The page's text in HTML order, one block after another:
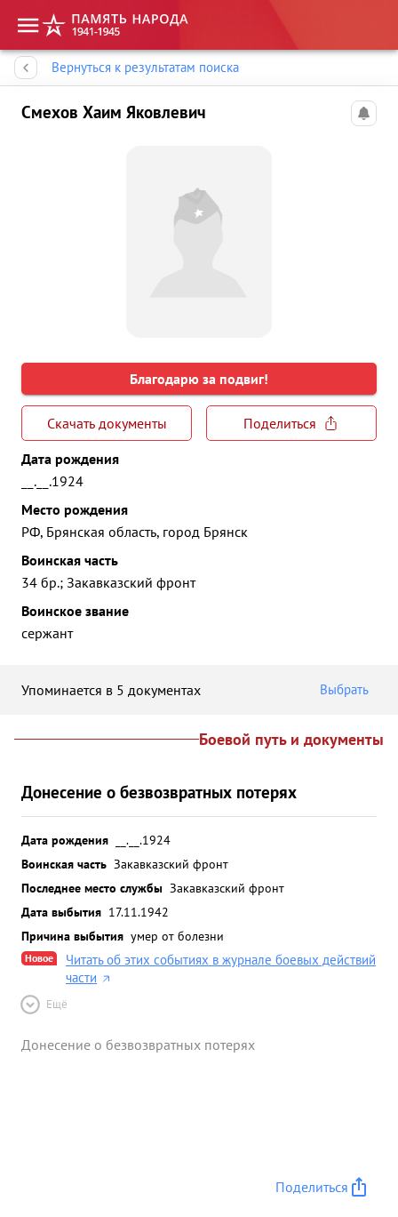
Вернуться к результатам поиска
Смехов Хаим Яковлевич
Благодарю за подвиг!
Скачать документы
Поделиться
Дата рождения
__.__.1924
Место рождения
РФ, Брянская область, город Брянск
Воинская часть
34 бр.; Закавказский фронт
Воинское звание
сержант
Упоминается в 5 документах Выбрать
Боевой путь и документы
Донесение о безвозвратных потерях
Дата рождения
__.__.1924
Воинская часть Закавказский фронт
Последнее место службы Закавказский фронт
Дата выбытия 17.11.1942
Причина выбытия умер от болезни
Новое
Читать об этих событиях в журнале боевых действий
части
Ещё
Донесение о безвозвратных потерях
Поделиться
Память народа